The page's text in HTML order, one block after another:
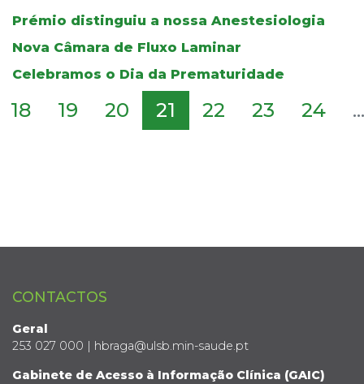
Prémio distinguiu a nossa Anestesiologia
Nova Câmara de Fluxo Laminar
Celebramos o Dia da Prematuridade
18 19 20 21 22 23 24 ...
CONTACTOS
Geral
253 027 000 | hbraga@ulsb.min-saude.pt
Gabinete de Acesso à Informação Clínica (GAIC)